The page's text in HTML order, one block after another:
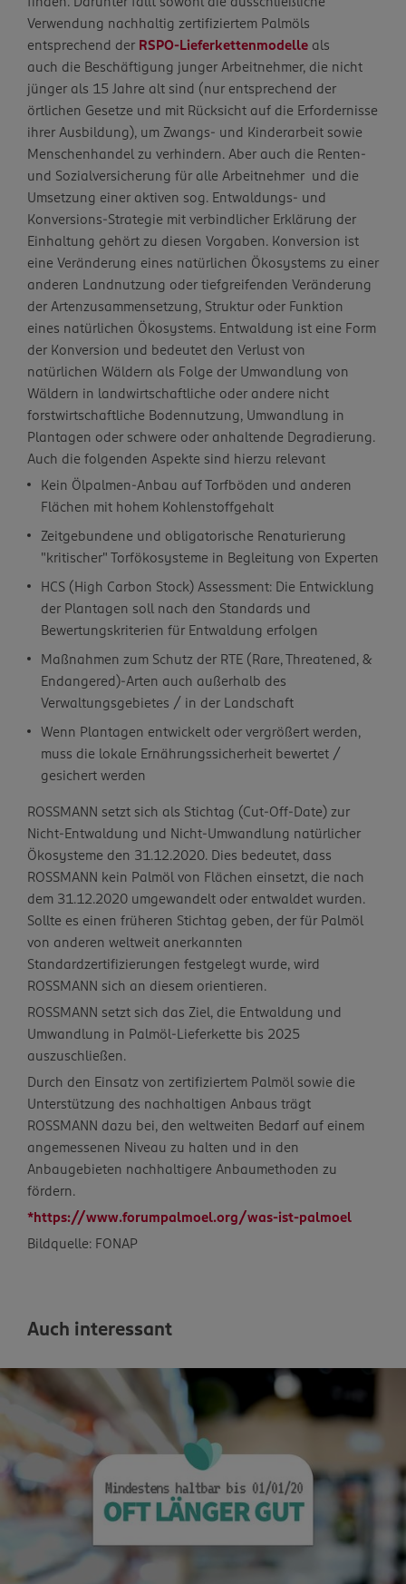
Verwendung nachhaltig zertifiziertem Palmöls
entsprechend der RSPO-Lieferkettenmodelle als
auch die Beschäftigung junger Arbeitnehmer, die nicht
jünger als 15 Jahre alt sind (nur entsprechend der
örtlichen Gesetze und mit Rücksicht auf die Erfordernisse
ihrer Ausbildung), um Zwangs- und Kinderarbeit sowie
Menschenhandel zu verhindern. Aber auch die Renten-
und Sozialversicherung für alle Arbeitnehmer und die
Umsetzung einer aktiven sog. Entwaldungs- und
Konversions-Strategie mit verbindlicher Erklärung der
Einhaltung gehört zu diesen Vorgaben. Konversion ist
eine Veränderung eines natürlichen Ökosystems zu einer
anderen Landnutzung oder tiefgreifenden Veränderung
der Artenzusammensetzung, Struktur oder Funktion
eines natürlichen Ökosystems. Entwaldung ist eine Form
der Konversion und bedeutet den Verlust von
natürlichen Wäldern als Folge der Umwandlung von
Wäldern in landwirtschaftliche oder andere nicht
forstwirtschaftliche Bodennutzung, Umwandlung in
Plantagen oder schwere oder anhaltende Degradierung.
Auch die folgenden Aspekte sind hierzu relevant
Kein Ölpalmen-Anbau auf Torfböden und anderen
Flächen mit hohem Kohlenstoffgehalt
Zeitgebundene und obligatorische Renaturierung
"kritischer" Torfökosysteme in Begleitung von Experten
HCS (High Carbon Stock) Assessment: Die Entwicklung
der Plantagen soll nach den Standards und
Bewertungskriterien für Entwaldung erfolgen
Maßnahmen zum Schutz der RTE (Rare, Threatened, &
Endangered)-Arten auch außerhalb des
Verwaltungsgebietes / in der Landschaft
Wenn Plantagen entwickelt oder vergrößert werden,
muss die lokale Ernährungssicherheit bewertet /
gesichert werden
ROSSMANN setzt sich als Stichtag (Cut-Off-Date) zur
Nicht-Entwaldung und Nicht-Umwandlung natürlicher
Ökosysteme den 31.12.2020. Dies bedeutet, dass
ROSSMANN kein Palmöl von Flächen einsetzt, die nach
dem 31.12.2020 umgewandelt oder entwaldet wurden.
Sollte es einen früheren Stichtag geben, der für Palmöl
von anderen weltweit anerkannten
Standardzertifizierungen festgelegt wurde, wird
ROSSMANN sich an diesem orientieren.
ROSSMANN setzt sich das Ziel, die Entwaldung und
Umwandlung in Palmöl-Lieferkette bis 2025
auszuschließen.
Durch den Einsatz von zertifiziertem Palmöl sowie die
Unterstützung des nachhaltigen Anbaus trägt
ROSSMANN dazu bei, den weltweiten Bedarf auf einem
angemessenen Niveau zu halten und in den
Anbaugebieten nachhaltigere Anbaumethoden zu
fördern.
*https://www.forumpalmoel.org/was-ist-palmoel
Bildquelle: FONAP
Auch interessant